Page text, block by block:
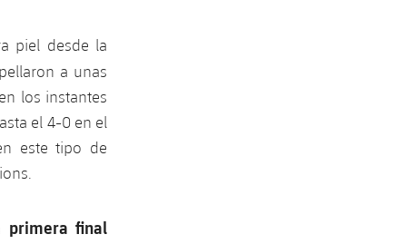
piel desde la
a unas
los instantes
el 4-0 en el
este tipo de
primera final